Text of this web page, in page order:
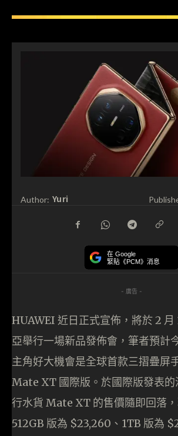
Author: Yuri
在 Google
緊貼《PCM》消息
- 廣告 -
HUAWEI 近日正式宣佈，將於 2 月
亞舉行一場新品發佈會，筆者預計
主角好大機會是全球首款三摺疊屏
Mate XT 國際版。於國際版發表的
行水貨 Mate XT 的售價隨即回落
512GB 版為 $23,260、1TB 版為